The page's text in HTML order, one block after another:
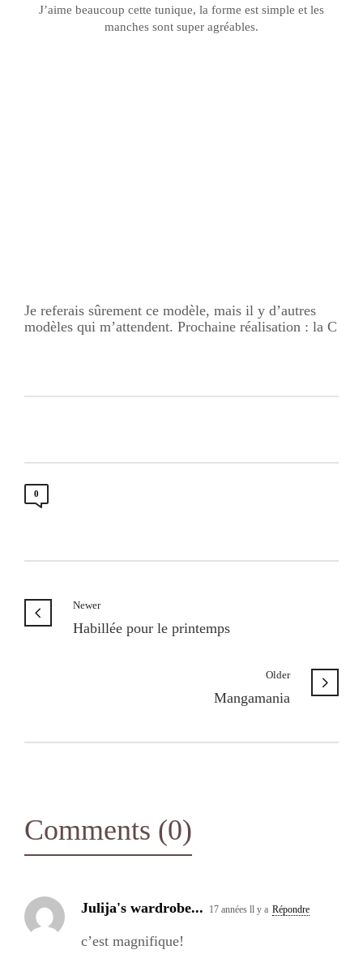
J’aime beaucoup cette tunique, la forme est simple et les
manches sont super agréables.
Je referais sûrement ce modèle, mais il y d’autres
modèles qui m’attendent. Prochaine réalisation : la C
0
Newer
Habillée pour le printemps
Older
Mangamania
Comments (0)
Julija's wardrobe... 17 années ll y a Répondre
c’est magnifique!